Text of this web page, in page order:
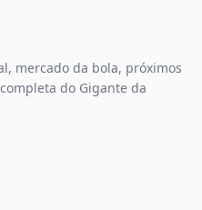
mercado da bola, próximos
do Gigante da